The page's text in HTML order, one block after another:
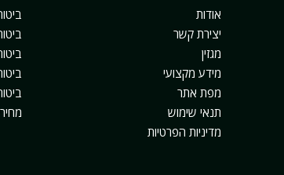
אודות
יצירת קשר
מגזין
מידע מקצועי
מפת אתר
תנאי שימוש
מדיניות הפרטיות